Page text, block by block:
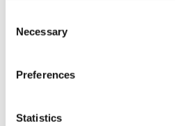
Selection
Necessary
Preferences
Statistics
Management | Full-time
augustus 2027
Locatie: